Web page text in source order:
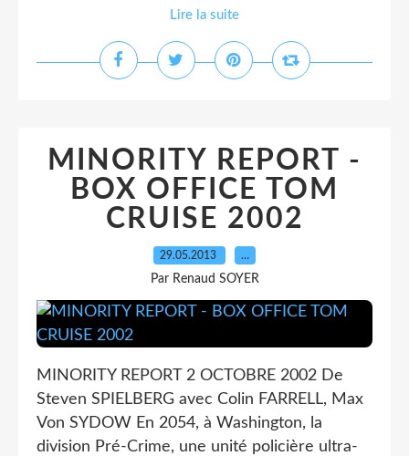
Lire la suite
MINORITY REPORT -
BOX OFFICE TOM
CRUISE 2002
29.05.2013 …
Par Renaud SOYER
MINORITY REPORT 2 OCTOBRE 2002 De
Steven SPIELBERG avec Colin FARRELL, Max
Von SYDOW En 2054, à Washington, la
division Pré-Crime, une unité policière ultra-